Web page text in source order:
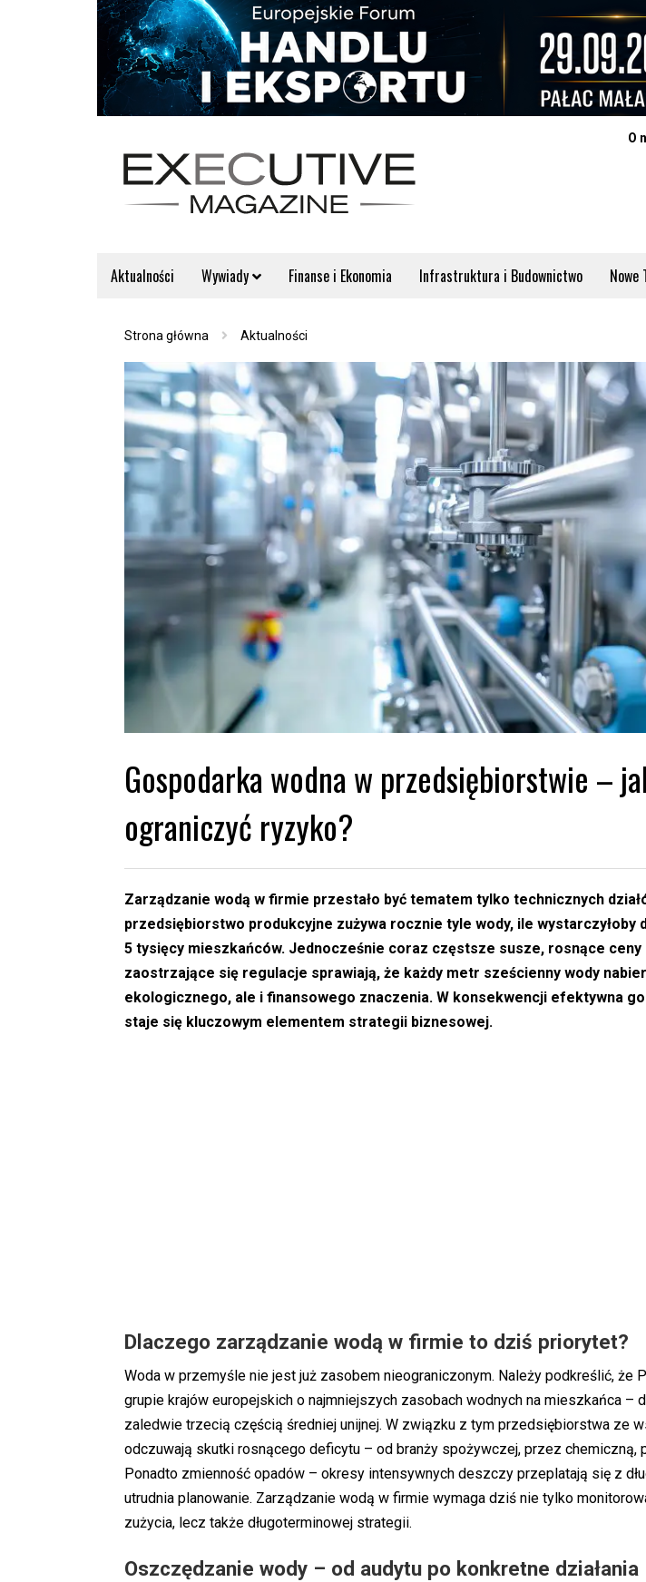
O
Aktualności Wywiady Finanse i Ekonomia Infrastruktura i Budownictwo Nowe
Strona główna Aktualności
Gospodarka wodna w przedsiębiorstwie –
ograniczyć ryzyko?
Zarządzanie wodą w firmie przestało być tematem tylko technicznych
przedsiębiorstwo produkcyjne zużywa rocznie tyle wody, ile wystarczyłoby
5 tysięcy mieszkańców. Jednocześnie coraz częstsze susze, rosnące ceny
zaostrzające się regulacje sprawiają, że każdy metr sześcienny wody
ekologicznego, ale i finansowego znaczenia. W konsekwencji efektywna
staje się kluczowym elementem strategii biznesowej.
Dlaczego zarządzanie wodą w firmie to dziś priorytet?
Woda w przemyśle nie jest już zasobem nieograniczonym. Należy podkreślić, że
grupie krajów europejskich o najmniejszych zasobach wodnych na mieszkańca –
zaledwie trzecią częścią średniej unijnej. W związku z tym przedsiębiorstwa ze
odczuwają skutki rosnącego deficytu – od branży spożywczej, przez chemiczną,
Ponadto zmienność opadów – okresy intensywnych deszczy przeplatają się z
utrudnia planowanie. Zarządzanie wodą w firmie wymaga dziś nie tylko
zużycia, lecz także długoterminowej strategii.
Oszczędzanie wody – od audytu po konkretne działania